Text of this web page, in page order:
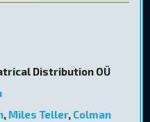
Distribution OÜ
, Miles Teller, Colman